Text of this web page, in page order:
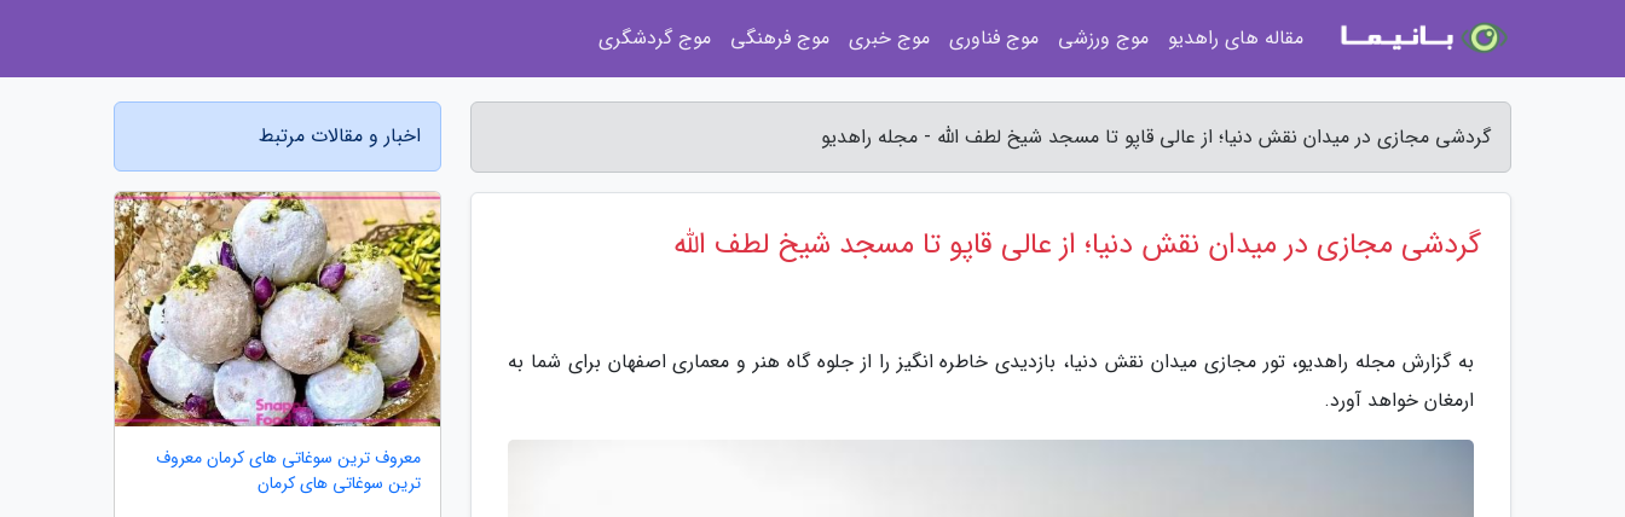
گردشی مجازی در میدان نقش دنیا؛ از عالی قاپو تا مسجد شیخ لطف الله - مجله راهدیو
گردشی مجازی در میدان نقش دنیا؛ از عالی قاپو تا مسجد شیخ لطف الله
به گزارش مجله راهدیو، تور مجازی میدان نقش دنیا، بازدیدی خاطره انگیز را از جلوه گاه هنر و معماری اصفهان برای شما به
ارمغان خواهد آورد.
اخبار و مقالات مرتبط
معروف ترین سوغاتی های کرمان معروف
ترین سوغاتی های کرمان
مقاله های راهدیو موج ورزشی موج فناوری موج خبری موج فرهنگی موج گردشگری